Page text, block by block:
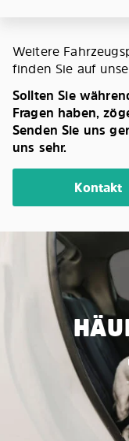
Weitere
finden Sie auf
Sollten Sie
Fragen haben,
Senden Sie uns
uns sehr.
Kontakt